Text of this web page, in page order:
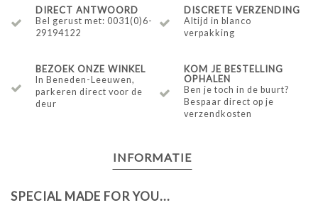
DIRECT ANTWOORD
Bel gerust met: 0031(0)6-
29194122
DISCRETE VERZENDING
Altijd in blanco
verpakking
BEZOEK ONZE WINKEL
In Beneden-Leeuwen,
parkeren direct voor de
deur
KOM JE BESTELLING
OPHALEN
Ben je toch in de buurt?
Bespaar direct op je
verzendkosten
INFORMATIE
SPECIAL MADE FOR YOU...